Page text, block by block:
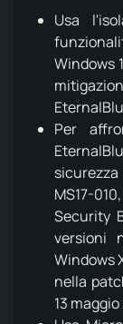
Usa
Windows
Per
MS17-
Security
versioni
Windows
nella
13 maggio